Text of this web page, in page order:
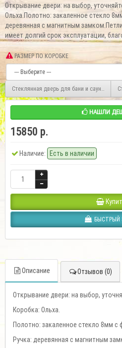
Открывание двери: на выбор,
Ольха.Полотно: закаленное стекло
деревянная с магнитным
имеет долгий срок эксплуатации,
РАЗМЕР ПО КОРОБКЕ
Стеклянная дверь для бани и сауны с
НАШЛИ
15850 р.
Наличие: Есть в наличии
БЫСТРЫЙ
Описание Отзывов (0)
Открывание двери: на выбор,
Коробка: Ольха.
Полотно: закаленное стекло 8мм c
Ручка: деревянная с магнитным